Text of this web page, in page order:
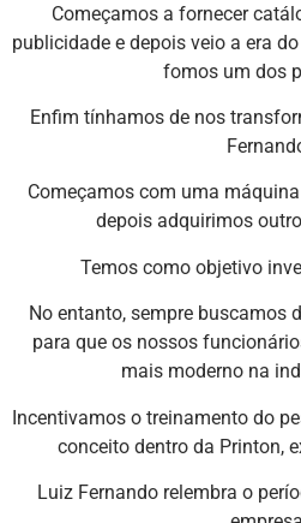
Começamos a fornecer
publicidade e depois veio a era
fomos um dos
Enfim tínhamos de nos
Começamos com uma
depois adquirimos
Temos como objetivo
No entanto, sempre buscamos
para que os nossos
mais moderno na
Incentivamos o treinamento do
conceito dentro da Printon,
Luiz Fernando relembra o